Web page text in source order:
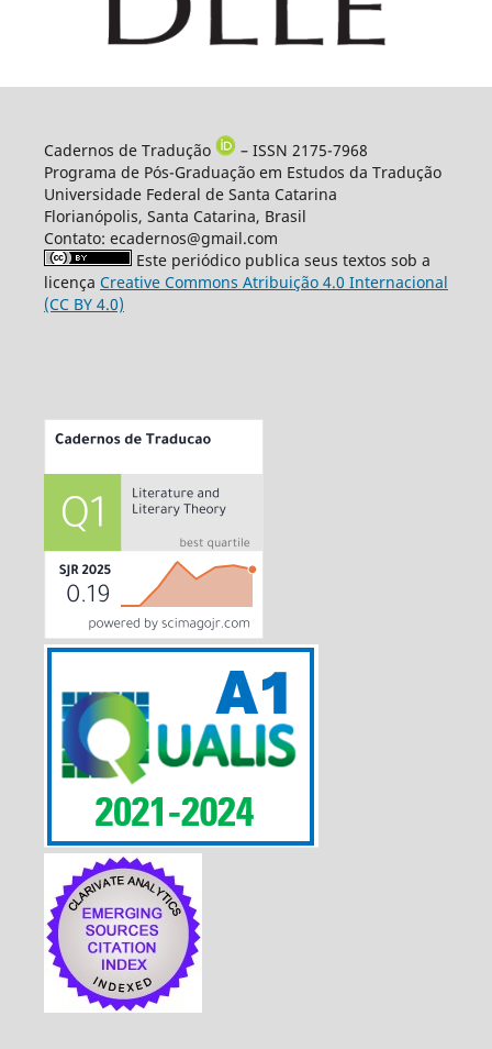
Cadernos de Tradução
– ISSN 2175-7968
Programa de Pós-Graduação em Estudos da Tradução
Universidade Federal de Santa Catarina
Florianópolis, Santa Catarina, Brasil
Contato: ecadernos@gmail.com
Este periódico publica seus textos sob a
licença Creative Commons Atribuição 4.0 Internacional
(CC BY 4.0)